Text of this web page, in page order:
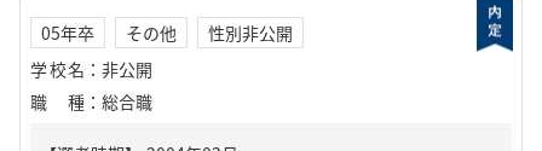
05年卒 その他
性別非公開
学校名 ： 非公開
職種 ： 総合職